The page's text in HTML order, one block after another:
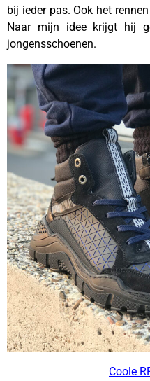
bij ieder pas. Ook het
Naar mijn idee krijgt hij
jongensschoenen.
Coole